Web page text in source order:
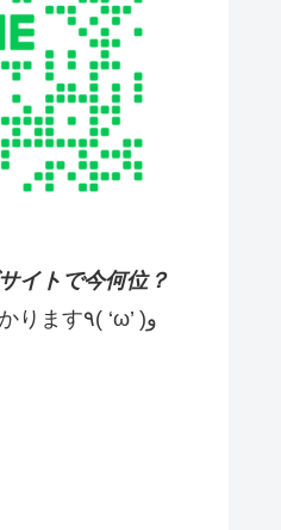
イトで今何位？
クリックで順位がわかります٩( ‘ω’ )و